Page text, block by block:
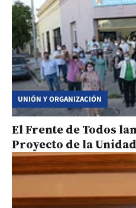
UNIÓN Y ORGANIZACIÓN
El Frente de Todos
Proyecto de la Unidad